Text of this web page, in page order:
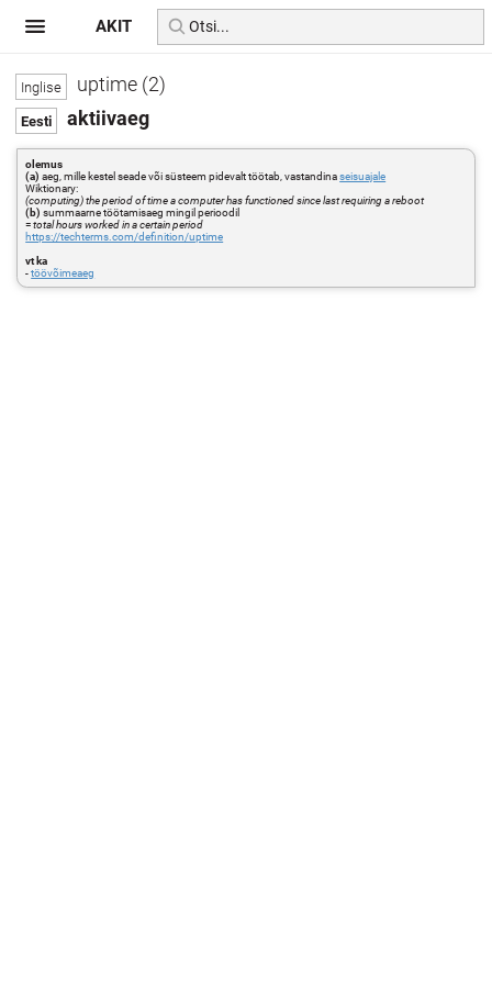
uptime (2)
aktiivaeg
olemus
(a) aeg, mille kestel seade või süsteem pidevalt töötab, vastandinaseisuajale
Wiktionary:
(computing) the period of time a computer has functioned since last requiring a reboot
(b) summaarne töötamisaeg mingil perioodil
=total hours worked in a certain period
https://techterms.com/definition/uptime
vt ka
-töövõimeaeg
AKIT